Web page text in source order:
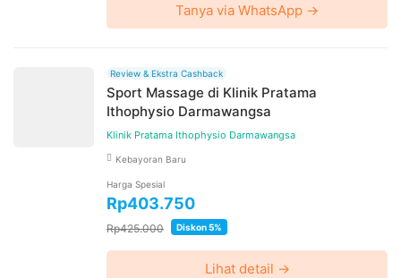
Tanya via WhatsApp →
Review & Ekstra Cashback
Sport Massage di Klinik Pratama
Ithophysio Darmawangsa
Klinik Pratama Ithophysio Darmawangsa
Kebayoran Baru
Harga Spesial
Rp403.750
Rp425.000 Diskon 5%
Lihat detail →